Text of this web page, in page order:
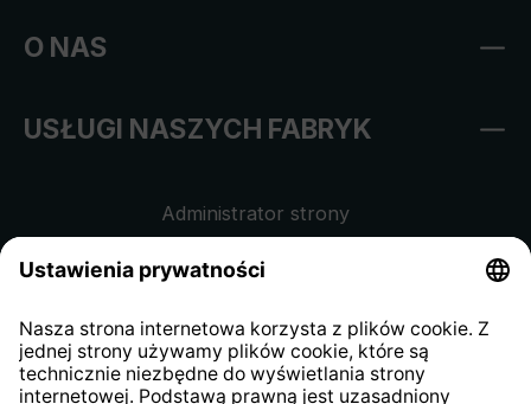
O NAS
USŁUGI NASZYCH FABRYK
Administrator strony
kontrahentów
Klauzula informacyjna strony
internetowej